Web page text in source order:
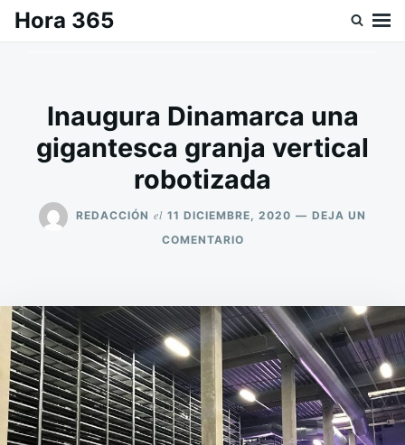
SaltarBuscar:
Hora 365
Inaugura Dinamarca una
gigantesca granja vertical
robotizada
REDACCIÓN el 11 DICIEMBRE, 2020
DEJA UN
COMENTARIOEN
GIGANTESCA
GRANJA
VERTICAL
ROBOTIZADA